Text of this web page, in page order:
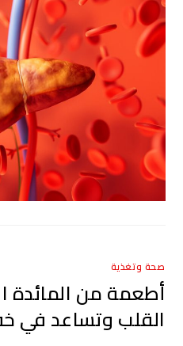
صحة وتغذية
أطعمة من المائدة
القلب وتساعد في